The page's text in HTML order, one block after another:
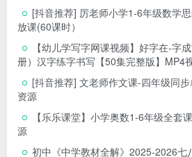
[抖音推荐] 厉老师小学1-6年级数学
放课(60课时）
【幼儿学写字网课视频】好字在-字
册）汉字练字书写【50集完整版】MP4
[抖音推荐] 文老师作文课-四年级同
资源
【乐乐课堂】小学奥数1-6年级全套
源
初中《中学教材全解》2025-2026七